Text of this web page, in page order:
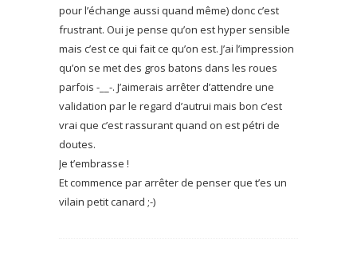
pour l’échange aussi quand même) donc c’est
frustrant. Oui je pense qu’on est hyper sensible
mais c’est ce qui fait ce qu’on est. J’ai l’impression
qu’on se met des gros batons dans les roues
parfois -__-. J’aimerais arrêter d’attendre une
validation par le regard d’autrui mais bon c’est
vrai que c’est rassurant quand on est pétri de
doutes.
Je t’embrasse !
Et commence par arrêter de penser que t’es un
vilain petit canard ;-)